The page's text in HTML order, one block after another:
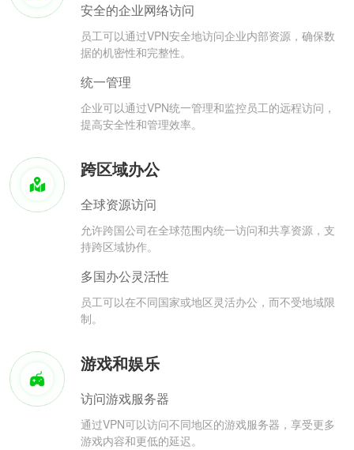
安全的企业网络访问
员工可以通过VPN安全地访问企业内部资源，确保数
据的机密性和完整性。
统一管理
企业可以通过VPN统一管理和监控员工的远程访问，
提高安全性和管理效率。
跨区域办公
全球资源访问
允许跨国公司在全球范围内统一访问和共享资源，支
持跨区域协作。
多国办公灵活性
员工可以在不同国家或地区灵活办公，而不受地域限
制。
游戏和娱乐
访问游戏服务器
通过VPN可以访问不同地区的游戏服务器，享受更多
游戏内容和更低的延迟。